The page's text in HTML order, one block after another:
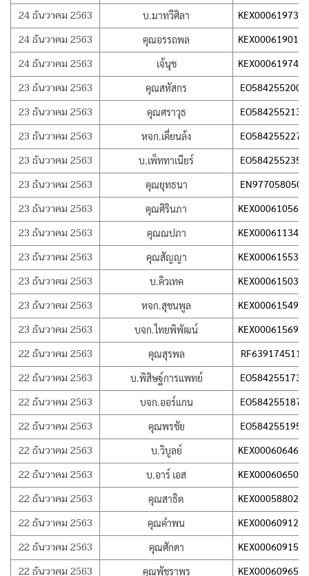
24 ธันวาคม 2563 บ.มาทวีศิลา
24 ธันวาคม 2563 คุณอรรถพล
24 ธันวาคม 2563 เจ้นุช
23 ธันวาคม 2563 คุณสหัสกร
23 ธันวาคม 2563 คุณศราวุธ
23 ธันวาคม 2563 หจก.เคี่ยนล้ง
23 ธันวาคม 2563 บ.เพ็ททาเนียร์
23 ธันวาคม 2563 คุณยุทธนา
23 ธันวาคม 2563 คุณศิรินภา
23 ธันวาคม 2563 คุณณปภา
23 ธันวาคม 2563 คุณสัญญา
23 ธันวาคม 2563 บ.คิวเทค
23 ธันวาคม 2563 หจก.สุชนพูล
23 ธันวาคม 2563 บจก.ไทยพิพัฒน์
22 ธันวาคม 2563 คุณสุรพล
22 ธันวาคม 2563 บ.พิสิษฐ์การแพทย์
22 ธันวาคม 2563 บจก.ออร์แกน
22 ธันวาคม 2563 คุณพรชัย
22 ธันวาคม 2563 บ.วิบูลย์
22 ธันวาคม 2563 บ.อาร์ เอส
22 ธันวาคม 2563 คุณสาธิต
22 ธันวาคม 2563 คุณคำพน
22 ธันวาคม 2563 คุณศักดา
22 ธันวาคม 2563 คุณพัชราพร